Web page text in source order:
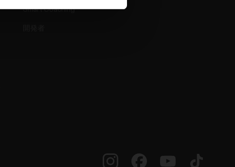
Smart Coaching